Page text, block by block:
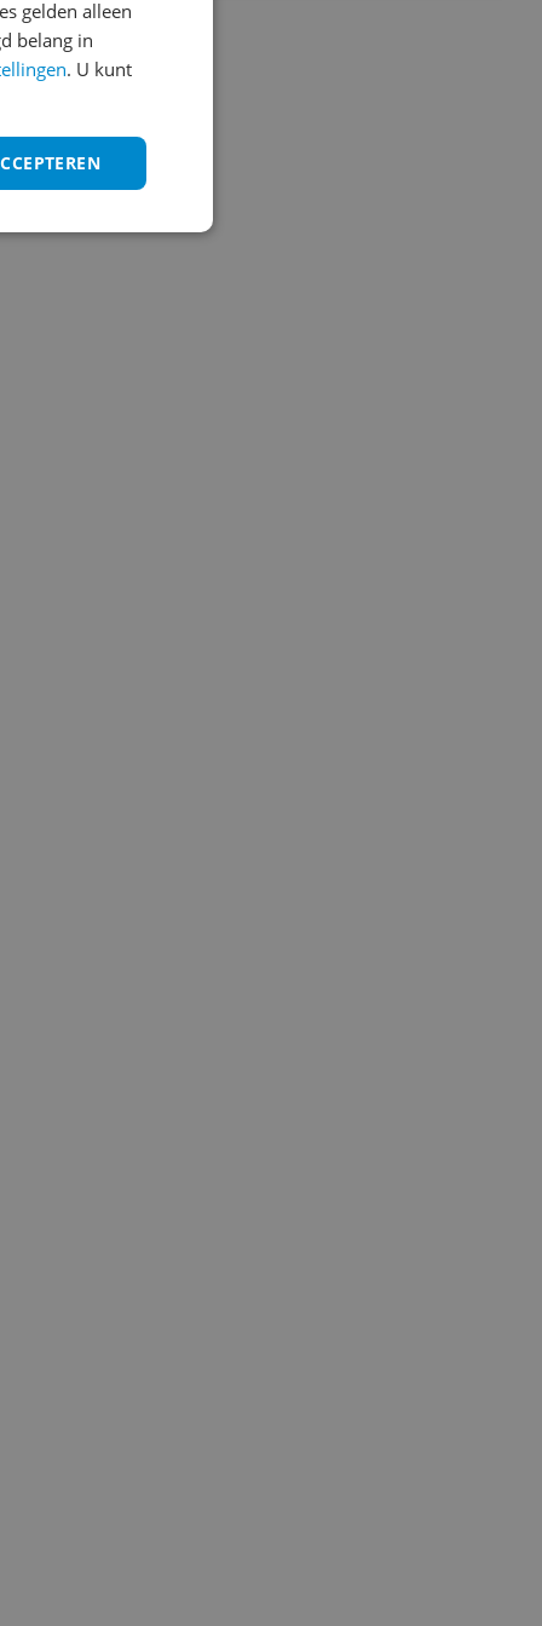
Vraag 1 van 4
gelden alleen
belang in
. U kunt